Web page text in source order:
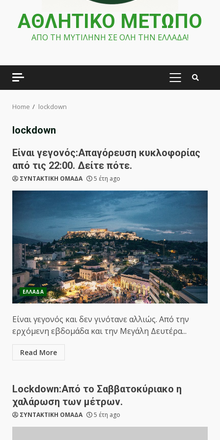
ΑΘΛΗΤΙΚΟ ΜΕΤΩΠΟ
ΑΠΟ ΤΗ ΜΥΤΙΛΗΝΗ ΣΕ ΟΛΗ ΤΗΝ ΕΛΛΑΔΑ!
PRIMARY
Home lockdown
lockdown
Είναι γεγονός:Απαγόρευση κυκλοφορίας
από τις 22:00. Δείτε πότε.
ΣΥΝΤΑΚΤΙΚΗ ΟΜΑΔΑ 5 έτη ago
ΕΛΛΑΔΑ
Είναι γεγονός και δεν γινότανε αλλιώς. Από την
ερχόμενη εβδομάδα και την Μεγάλη Δευτέρα...
Read More
Lockdown:Από το Σαββατοκύριακο η
χαλάρωση των μέτρων.
ΣΥΝΤΑΚΤΙΚΗ ΟΜΑΔΑ 5 έτη ago